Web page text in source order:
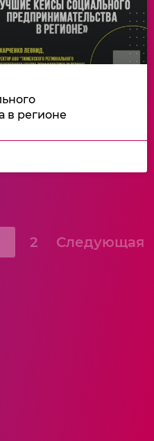
в регионе
2 Следующая